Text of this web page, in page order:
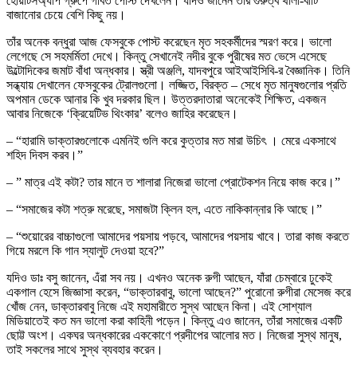
বাজানোর চেয়ে বেশি কিছু নয়।
তাঁর অনেক বন্ধুরা আজ ফেসবুকে পোস্ট করেছেন মৃত সহকর্মীদের স্মরণ করে। ভালো
লেগেছে সে সহমর্মিতা দেখে। কিন্তু সেখানেই নদীর বুকে পুরীষের মত ভেসে এসেছে
উল্টোদিকের জমাট বাঁধা অন্ধকার। স্ত্রী অঞ্জলি, যাদবপুরে আইআইসিবি-র বৈজ্ঞানিক। তিনি
সন্ধ্যায় দেখালেন ফেসবুকের ট্রোলগুলো। লজ্জিত, বিরক্ত – সেধে মৃত মানুষগুলোর প্রতি
অপমান ডেকে আনার কি খুব দরকার ছিল। উত্তরদাতারা অনেকেই শিক্ষিত, একজন
আবার নিজেকে ‘ক্রিয়েটিভ থিংকার’ বলেও জাহির করেছেন।
– “হারামি ডাক্তারগুলোকে এমনিই গুলি করে কুত্তার মত মারা উচিৎ । মেরে একসাথে
শহিদ দিবস করব।”
– ” মাত্র এই কটা? তার মানে ত শালারা নিজেরা ভালো প্রোটেকশন নিয়ে কাজ করে।”
– “সমাজের কটা শত্রু মরেছে, সমাজটা ক্লিন হল, এতে নাকিকান্নার কি আছে।”
– “শুয়োরের বাচ্চাগুলো আমাদের পয়সায় পড়বে, আমাদের পয়সায় খাবে। তারা কাজ করতে
গিয়ে মরলে কি গান স্যালুট দেওয়া হবে?”
যদিও ডাঃ বসু জানেন, এঁরা সব নয়। এখনও অনেক রুগী আছেন, যাঁরা চেম্বারে ঢুকেই
একগাল হেসে জিজ্ঞাসা করেন, “ডাক্তারবাবু, ভালো আছেন?” পুরোনো রুগীরা মেসেজ করে
খোঁজ নেন, ডাক্তারবাবু নিজে এই মহামারীতে সুস্থ আছেন কিনা। এই সোশ্যাল
মিডিয়াতেই কত মন ভালো করা কাহিনী পড়েন। কিন্তু এও জানেন, তাঁরা সমাজের একটি
ছোট্ট অংশ। একঘর অন্ধকারের এককোণে প্রদীপের আলোর মত। নিজেরা সুস্থ মানুষ,
তাই সকলের সাথে সুস্থ ব্যবহার করেন।